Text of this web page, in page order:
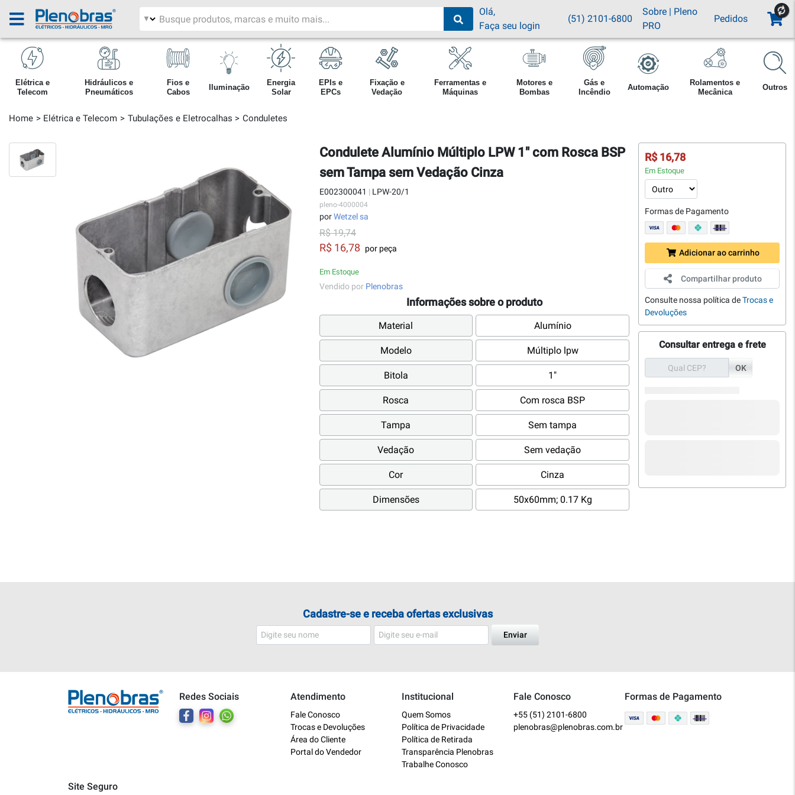
Filtrar por área
Pesquisar produtos
Olá,
Faça seu login
(51) 2101-6800
Sobre| Pleno
PRO
Pedidos
Elétrica e
Telecom
Hidráulicos e
Pneumáticos
Fios e
Cabos
Iluminação
Energia
Solar
EPIs e
EPCs
Fixação e
Vedação
Ferramentas e
Máquinas
Motores e
Bombas
Gás e
Incêndio
Automação
Rolamentos e
Mecânica
Outros
Home Elétrica e Telecom Tubulações e Eletrocalhas Conduletes
Condulete Alumínio Múltiplo LPW 1" com Rosca BSP
sem Tampa sem Vedação Cinza
E002300041 | LPW-20/1
pleno-4000004
porWetzel sa
R$ 19,74
R$ 16,78 por peça
Em Estoque
Vendido por Plenobras
Informações sobre o produto
Material Alumínio
Modelo Múltiplo lpw
Bitola 1"
Rosca Com rosca BSP
Tampa Sem tampa
Vedação Sem vedação
Cor Cinza
Dimensões 50x60mm; 0.17 Kg
R$ 16,78
Em Estoque
Formas de Pagamento
Adicionar ao carrinho
Compartilhar produto
Consulte nossa política deTrocas e
Devoluções
Consultar entrega e frete
OK
Cadastre-se e receba ofertas exclusivas
Enviar
Redes Sociais Atendimento
Fale Conosco
Trocas e Devoluções
Área do Cliente
Portal do Vendedor
Institucional
Quem Somos
Política de Privacidade
Política de Retirada
Transparência Plenobras
Trabalhe Conosco
Fale Conosco
+55 (51) 2101-6800
plenobras@plenobras.com.br
Formas de Pagamento
Site Seguro
Bem vindo a Plenobras! Aqui você
encontra toda a linha de materiais
Dúvidas técnicas sobre produtos